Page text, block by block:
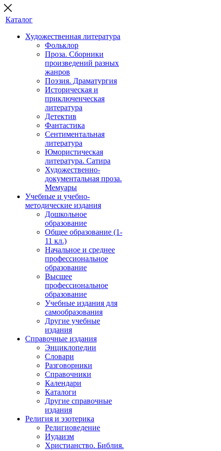
Каталог
Художественная литература
Фольклор
Проза. Сборники
произведений разных
жанров
Поэзия. Драматургия
Историческая и
приключенческая
литература
Детектив
Фантастика
Сентиментальная
литература
Юмористическая
литература. Сатира
Художественно-
документальная проза.
Мемуары
Учебные и учебно-
методические издания
Дошкольное
образование
Общее образование (1-
11 кл.)
Начальное и среднее
профессиональное
образование
Высшее
профессиональное
образование
Учебные издания для
самообразования
Другие учебные
издания
Справочные издания
Энциклопедии
Словари
Разговорники
Справочники
Календари
Каталоги
Другие справочные
издания
Религия и эзотерика
Религиоведение
Иудаизм
Христианство. Библия.